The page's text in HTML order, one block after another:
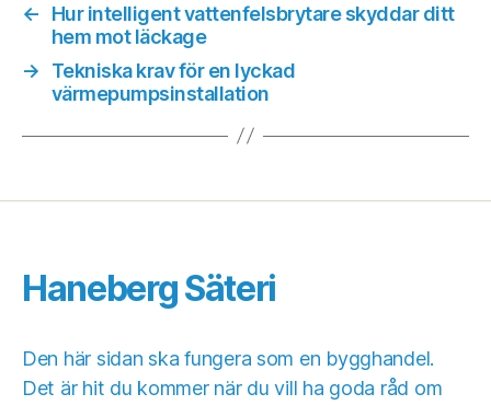
←
Hur intelligent vattenfelsbrytare skyddar ditt
hem mot läckage
→
Tekniska krav för en lyckad
värmepumpsinstallation
Haneberg Säteri
Den här sidan ska fungera som en bygghandel.
Det är hit du kommer när du vill ha goda råd om